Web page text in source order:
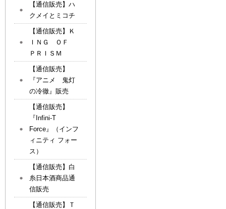
【通信販売】ハ
クメイとミコチ
【通信販売】Ｋ
ＩＮＧ ＯＦ
ＰＲＩＳＭ
【通信販売】
『アニメ 鬼灯
の冷徹』販売
【通信販売】
『Infini-T
Force』（インフ
ィニティ フォー
ス）
【通信販売】白
糸日本酒商品通
信販売
【通信販売】Ｔ